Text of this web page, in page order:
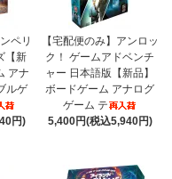
ペリ
【新
アナ
ルゲ
円)
【宅配便のみ】アンロッ
ク！ ゲームアドベンチ
ャー 日本語版【新品】
ボードゲーム アナログ
ゲーム テ
5,400円(税込5,940円)